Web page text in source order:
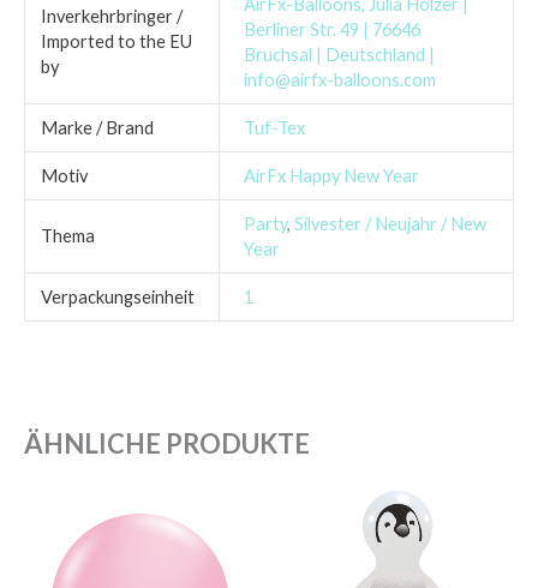
Inverkehrbringer /
Imported to the EU
by
AirFx-Balloons, Julia Holzer |
Berliner Str. 49 | 76646
Bruchsal | Deutschland |
info@airfx-balloons.com
Marke / Brand Tuf-Tex
Motiv AirFx Happy New Year
Thema
Party, Silvester / Neujahr / New
Year
Verpackungseinheit 1
ÄHNLICHE PRODUKTE